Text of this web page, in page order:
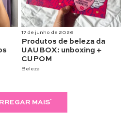
17 de junho de 2026
Produtos de beleza da
UAUBOX: unboxing +
CUPOM
Beleza
MAIS